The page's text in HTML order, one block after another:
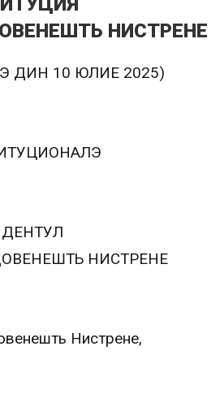
НИСТРЕНЕ
ДИН 10 ЮЛИЕ 2025)
НИСТРЕНЕ
Нистрене,